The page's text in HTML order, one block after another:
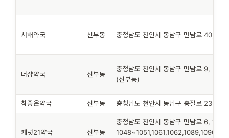
서해약국 신부동 충청남도 천안시 동남구 만남로 40, (신
더샵약국 신부동
충청남도 천안시 동남구 만남로 9, 더？
(신부동)
참좋은약국 신부동 충청남도 천안시 동남구 충절로 23-1, (
캐럿21약국 신부동
충청남도 천안시 동남구 만남로 6, 1층